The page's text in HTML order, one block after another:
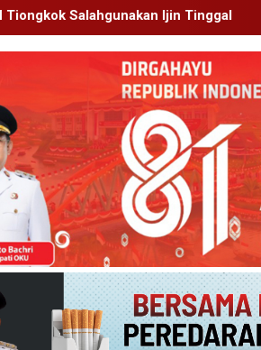
Tinggal 19 Siswa Sakit